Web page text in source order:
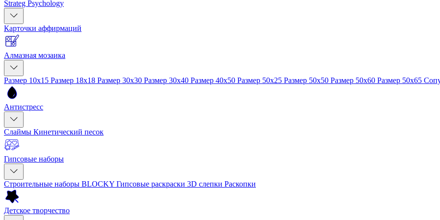
Strateg Psychology
Карточки аффирмаций
Алмазная мозаика
Размер 10x15 Размер 18x18 Размер 30x30 Размер 30x40 Размер 40x50 Размер 50x25 Размер 50x50 Размер 50x60 Размер 50x65
Антистресс
Слаймы Кинетический песок
Гипсовые наборы
Строительные наборы BLOCKY Гипсовые раскраски 3D слепки Раскопки
Детское творчество